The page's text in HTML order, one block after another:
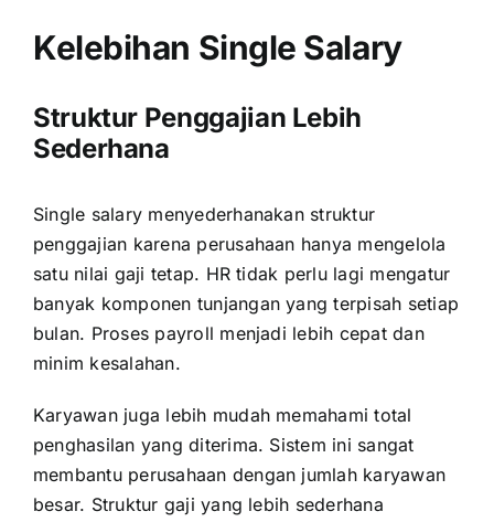
Kelebihan Single Salary
Struktur Penggajian Lebih
Sederhana
Single salary menyederhanakan struktur
penggajian karena perusahaan hanya mengelola
satu nilai gaji tetap. HR tidak perlu lagi mengatur
banyak komponen tunjangan yang terpisah setiap
bulan. Proses payroll menjadi lebih cepat dan
minim kesalahan.
Karyawan juga lebih mudah memahami total
penghasilan yang diterima. Sistem ini sangat
membantu perusahaan dengan jumlah karyawan
besar. Struktur gaji yang lebih sederhana